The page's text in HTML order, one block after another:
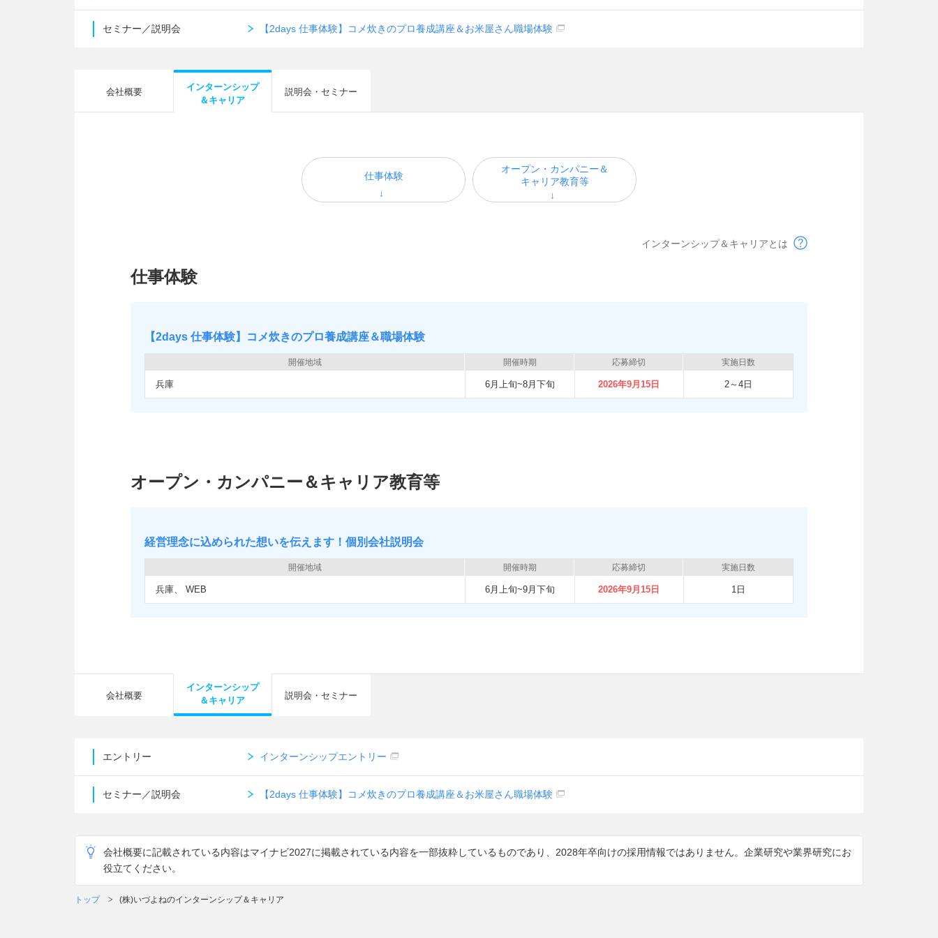
セミナー／説明会 【2days 仕事体験】コメ炊きのプロ養成講座＆お米屋さん職場体験
会社概要
インターンシップ
＆キャリア
説明会・セミナー
仕事体験
オープン・カンパニー＆
キャリア教育等
インターンシップ＆キャリアとは
仕事体験
【2days 仕事体験】コメ炊きのプロ養成講座＆職場体験
開催地域
兵庫
開催時期
6月上旬~8月下旬
応募締切
2026年9月15日
実施日数
2～4日
オープン・カンパニー＆キャリア教育等
経営理念に込められた想いを伝えます！個別会社説明会
開催地域
兵庫 WEB
開催時期
6月上旬~9月下旬
応募締切
2026年9月15日
実施日数
1日
会社概要
インターンシップ
＆キャリア
説明会・セミナー
エントリー インターンシップエントリー
セミナー／説明会 【2days 仕事体験】コメ炊きのプロ養成講座＆お米屋さん職場体験
会社概要に記載されている内容はマイナビ2027に掲載されている内容を一部抜粋しているものであり、2028年卒向けの採用情報ではありません。企業研究や業界研究にお
役立てください。
トップ (株)いづよねのインターンシップ＆キャリア